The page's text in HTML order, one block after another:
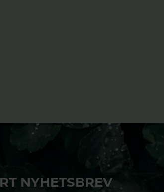
NYHETSBREV